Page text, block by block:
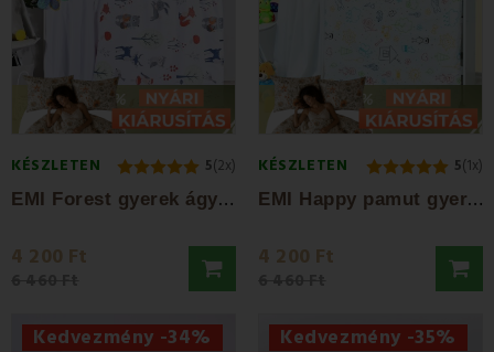
KÉSZLETEN 5(2x)
E
MI Forest gyerek ágyneműhuzat
4 200 Ft
KÉSZLETEN 5(1x)
E
MI Happy pamut gyerek ágyneműhuzat
4 200 Ft
Kedvezmény -34% Kedvezmény -35%